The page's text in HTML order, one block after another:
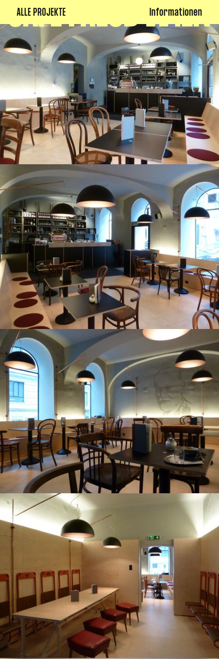
ALLE PROJEKTE Informationen
CAFÉ FREUD WIEN